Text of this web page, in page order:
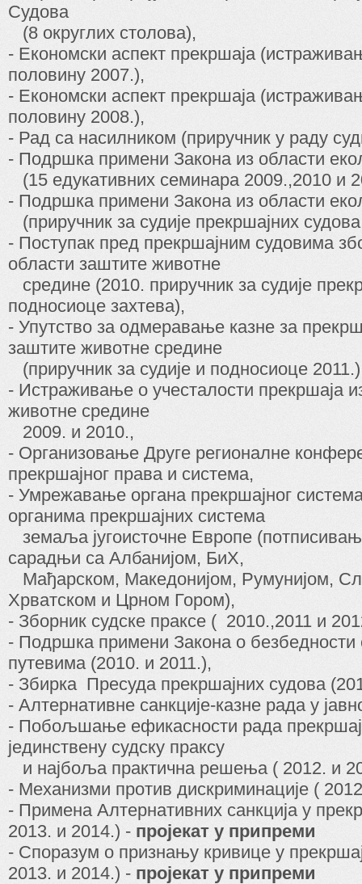
Судова
(8 округлих столова),
- Економски аспект прекршаја
половину 2007.),
- Економски аспект прекршаја
половину 2008.),
- Рад са насилником (приручник у раду
- Подршка примени Закона из области
(15 едукативних семинара 2009.,2010 и
- Подршка примени Закона из области
(приручник за судије прекршајних
- Поступак пред прекршајним судовима
области заштите животне
средине (2010. приручник за судије
подносиоце захтева),
- Упутство за одмеравање казне за
заштите животне средине
(приручник за судије и подносиоце
- Истраживање о учесталости прекршаја
животне средине
2009. и 2010.,
- Организовање Друге регионалне
прекршајног права и система,
- Умрежавање органа прекршајног
органима прекршајних система
земаља југоисточне Европе
сарадњи са Албанијом, БиХ,
Мађарском, Македонијом, Румунијом,
Хрватском и Црном Гором),
- Зборник судске праксе ( 2010.,2011 и
- Подршка примени Закона о безбедности
путевима (2010. и 2011.),
- Збирка Пресуда прекршајних судова
- Алтернативне санкције-казне рада у
- Побољшање ефикасности рада
јединствену судску праксу
и најбоља практична решења ( 2012. и
- Механизми против дискриминације (
- Примена Алтернативних санкција у
2013. и 2014.) - пројекат у припреми
- Споразум о признању кривице у
2013. и 2014.) - пројекат у припреми